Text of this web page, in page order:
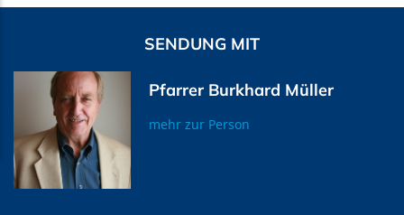
SENDUNG MIT
Pfarrer Burkhard Müller
mehr zur Person